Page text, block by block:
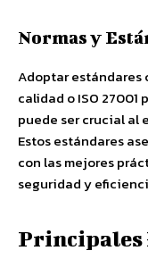
Normas y
Adoptar estándares
calidad o ISO
puede ser crucial al
Estos estándares
con las mejores
seguridad y
Principales